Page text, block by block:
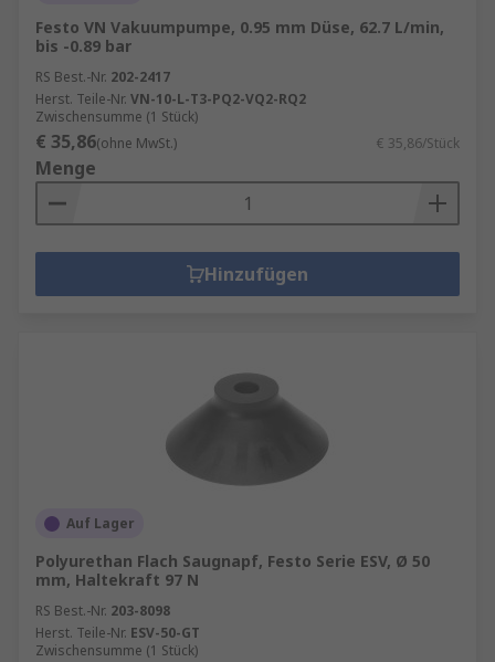
Festo VN Vakuumpumpe, 0.95 mm Düse, 62.7 L/min,
bis -0.89 bar
RS Best.-Nr. 202-2417
Herst. Teile-Nr. VN-10-L-T3-PQ2-VQ2-RQ2
Zwischensumme (1 Stück)
€ 35,86(ohne MwSt.) € 35,86/Stück
Menge
Hinzufügen
Auf Lager
Polyurethan Flach Saugnapf, Festo Serie ESV, Ø 50
mm, Haltekraft 97 N
RS Best.-Nr. 203-8098
Herst. Teile-Nr. ESV-50-GT
Zwischensumme (1 Stück)